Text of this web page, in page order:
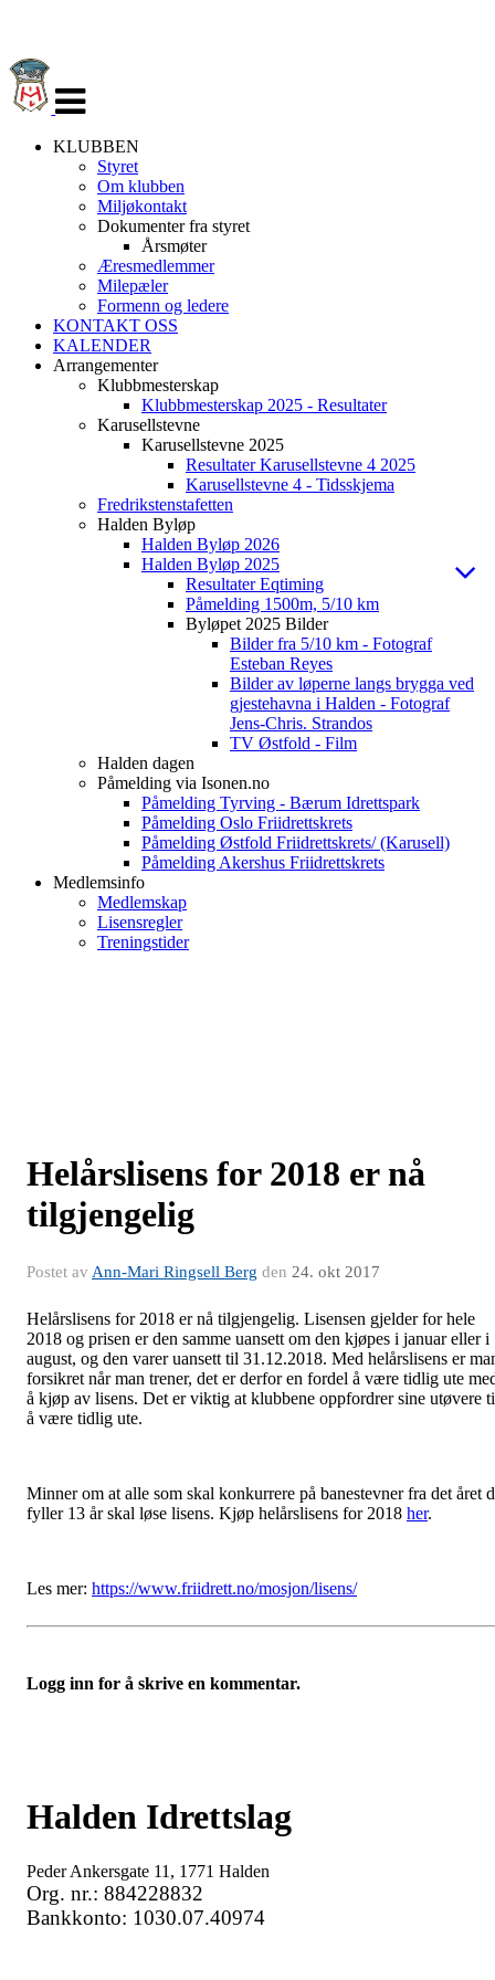
navigasjon
KLUBBEN
Styret
Om klubben
Miljøkontakt
Dokumenter fra styret
Årsmøter
Æresmedlemmer
Milepæler
Formenn og ledere
KONTAKT OSS
KALENDER
Arrangementer
Klubbmesterskap
Klubbmesterskap 2025 - Resultater
Karusellstevne
Karusellstevne 2025
Resultater Karusellstevne 4 2025
Karusellstevne 4 - Tidsskjema
Fredrikstenstafetten
Halden Byløp
Halden Byløp 2026
Halden Byløp 2025
Resultater Eqtiming
Påmelding 1500m, 5/10 km
Byløpet 2025 Bilder
Bilder fra 5/10 km - Fotograf
Esteban Reyes
Bilder av løperne langs brygga ved
gjestehavna i Halden - Fotograf
Jens-Chris. Strandos
TV Østfold - Film
Halden dagen
Påmelding via Isonen.no
Påmelding Tyrving - Bærum Idrettspark
Påmelding Oslo Friidrettskrets
Påmelding Østfold Friidrettskrets/ (Karusell)
Påmelding Akershus Friidrettskrets
Medlemsinfo
Medlemskap
Lisensregler
Treningstider
Helårslisens for 2018 er nå
tilgjengelig
Postet av Ann-Mari Ringsell Berg den 24. okt 2017
Helårslisens for 2018 er nå tilgjengelig. Lisensen gjelder for hele
2018 og prisen er den samme uansett om den kjøpes i januar eller i
august, og den varer uansett til 31.12.2018. Med helårslisens er
forsikret når man trener, det er derfor en fordel å være tidlig ute
å kjøp av lisens. Det er viktig at klubbene oppfordrer sine utøvere
å være tidlig ute.
Minner om at alle som skal konkurrere på banestevner fra det året
fyller 13 år skal løse lisens. Kjøp helårslisens for 2018 her.
Les mer: https://www.friidrett.no/mosjon/lisens/
Logg inn for å skrive en kommentar.
Halden Idrettslag
Peder Ankersgate 11, 1771 Halden
Org. nr.: 884228832
Bankkonto: 1030.07.40974